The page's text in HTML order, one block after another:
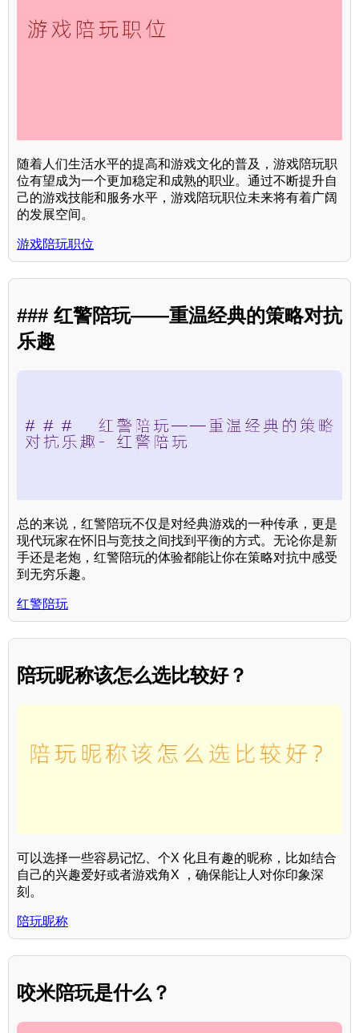
随着人们生活水平的提高和游戏文化的普及，游戏陪玩职
位有望成为一个更加稳定和成熟的职业。通过不断提升自
己的游戏技能和服务水平，游戏陪玩职位未来将有着广阔
的发展空间。
游戏陪玩职位
### 红警陪玩——重温经典的策略对抗
乐趣
总的来说，红警陪玩不仅是对经典游戏的一种传承，更是
现代玩家在怀旧与竞技之间找到平衡的方式。无论你是新
手还是老炮，红警陪玩的体验都能让你在策略对抗中感受
到无穷乐趣。
红警陪玩
陪玩昵称该怎么选比较好？
可以选择一些容易记忆、个X 化且有趣的昵称，比如结合
自己的兴趣爱好或者游戏角X ，确保能让人对你印象深
刻。
陪玩昵称
咬米陪玩是什么？